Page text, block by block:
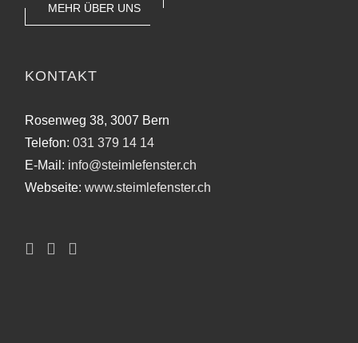
MEHR ÜBER UNS
KONTAKT
Rosenweg 38, 3007 Bern
Telefon:031 379 14 14
E-Mail: info@steimlefenster.ch
Webseite:www.steimlefenster.ch